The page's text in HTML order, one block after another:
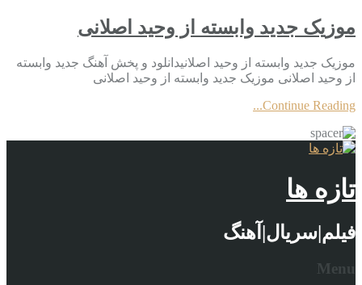
موزیک جدید وابسته از وحید اصلانی
موزیک جدید وابسته از وحید اصلانیدانلود و پخش آهنگ جدید وابسته
از وحید اصلانی موزیک جدید وابسته از وحید اصلانی
Continue Reading...
تازه ها
فیلم|سریال|آهنگ
Menu